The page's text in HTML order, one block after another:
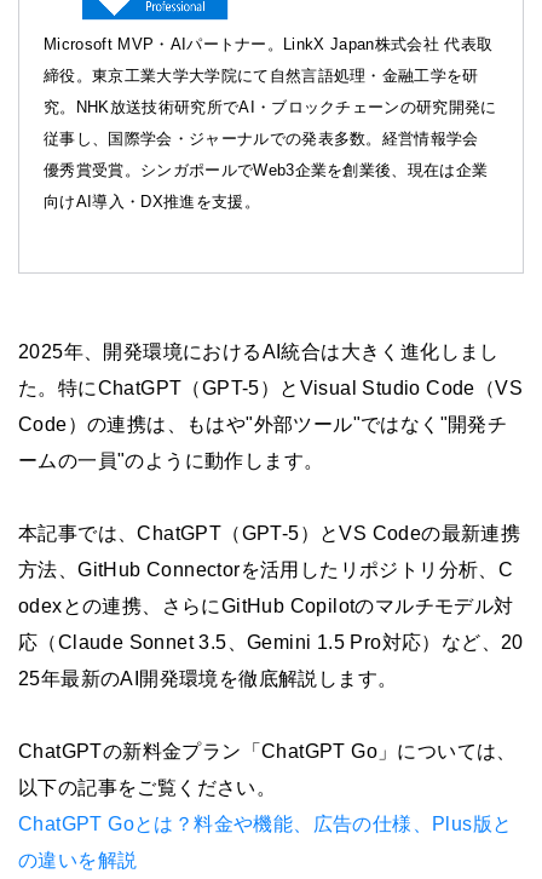
Microsoft MVP・AIパートナー。LinkX Japan株式会社 代表取
締役。東京工業大学大学院にて自然言語処理・金融工学を研
究。NHK放送技術研究所でAI・ブロックチェーンの研究開発に
従事し、国際学会・ジャーナルでの発表多数。経営情報学会
優秀賞受賞。シンガポールでWeb3企業を創業後、現在は企業
向けAI導入・DX推進を支援。
2025年、開発環境におけるAI統合は大きく進化しまし
た。特にChatGPT（GPT-5）とVisual Studio Code（VS
Code）の連携は、もはや"外部ツール"ではなく"開発チ
ームの一員"のように動作します。
本記事では、ChatGPT（GPT-5）とVS Codeの最新連携
方法、GitHub Connectorを活用したリポジトリ分析、C
odexとの連携、さらにGitHub Copilotのマルチモデル対
応（Claude Sonnet 3.5、Gemini 1.5 Pro対応）など、20
25年最新のAI開発環境を徹底解説します。
ChatGPTの新料金プラン「ChatGPT Go」については、
以下の記事をご覧ください。
ChatGPT Goとは？料金や機能、広告の仕様、Plus版と
の違いを解説